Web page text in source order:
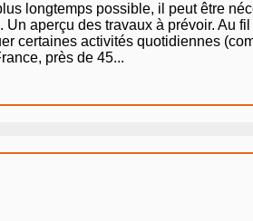
longtemps possible, il peut être
aperçu des travaux à prévoir. Au
certaines activités quotidiennes
près de 45...